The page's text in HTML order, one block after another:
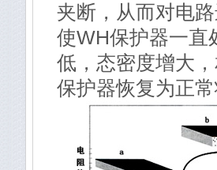
夹断，从而对电
使WH保护器一直
低，态密度增大
保护器恢复为正